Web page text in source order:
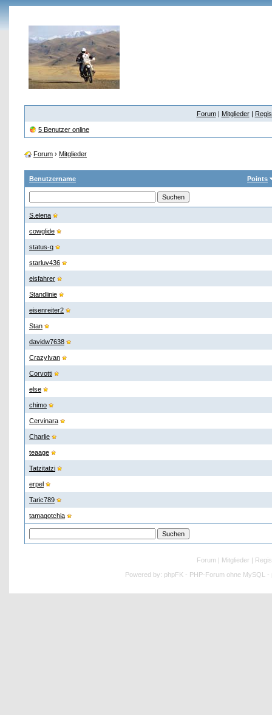
Forum| Mitglieder|
5 Benutzer online
Forum › Mitglieder
Benutzername Points
S.elena
cowglide
status-q
starluv436
eisfahrer
Standlinie
eisenreiter2
Stan
davidw7638
CrazyIvan
Corvotti
else
chimo
Cervinara
Charlie
teaage
Tatzitatzi
erpel
Taric789
tamagotchia
Forum | Mitglieder |
Powered by: phpFK - PHP-Forum ohne MySQL -